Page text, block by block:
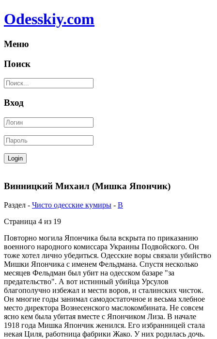
Odesskiy.com
Меню
Поиск
Вход
Винницкий Михаил (Мишка Япончик)
Раздел - Чисто одесские кумиры - В
Страница 4 из 19
Повторно могила Япончика была вскрыта по приказанию
военного народного комиссара Украины Подвойского. Он
тоже хотел лично убедиться. Одесские воры связали убийство
Мишки Япончика с именем Фельдмана. Спустя несколько
месяцев Фельдман был убит на одесском базаре "за
предательство". А вот истинный убийца Урсулов
благополучно избежал и мести воров, и сталинских чисток.
Он многие годы занимал самодостаточное и весьма хлебное
место директора Вознесенского маслокомбината. Не совсем
ясно кем была убитая вместе с Япончиком Лиза. В начале
1918 года Мишка Япончик женился. Его избранницей стала
некая Циля, работница фабрики Жако. У них родилась дочь.